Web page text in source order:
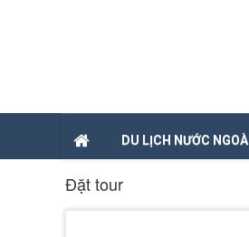
DU LỊCH NƯỚC NGOÀI
Đặt tour